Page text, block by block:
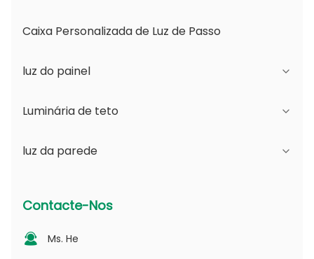
Caixa Personalizada de Luz de Passo
luz do painel
Série JDL
Série DSDL
Série MDL
Luminária de teto
Série JCL
Série fotovoltaica
luz da parede
Abertura Mutável
Série D - Placa de Guia de Luz Pontilhada
Contacte-Nos
Ms. He